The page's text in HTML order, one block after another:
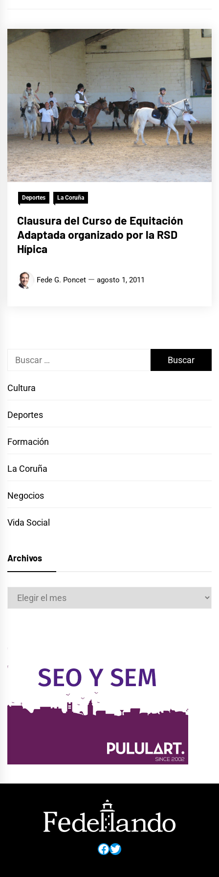
Deportes La Coruña
Clausura del Curso de Equitación
Adaptada organizado por la RSD
Hípica
Fede G. Poncet agosto 1, 2011
Buscar:
Cultura
Deportes
Formación
La Coruña
Negocios
Vida Social
Archivos
Archivos
Facebook
Twitter